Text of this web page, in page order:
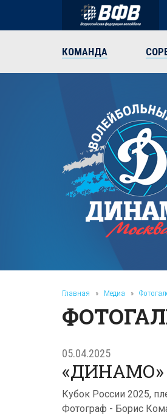
КОМАНДА
Главная » Медиа »
05.04.2025
«ДИНАМО»
Кубок России 2025,
Фотограф - Борис